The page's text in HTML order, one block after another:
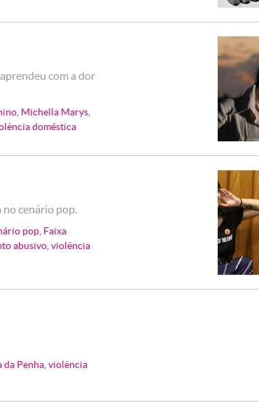
com a dor
Michella Marys
doméstica
no cenário pop.
pop Faixa
abusivo violência
da Penha ,violência